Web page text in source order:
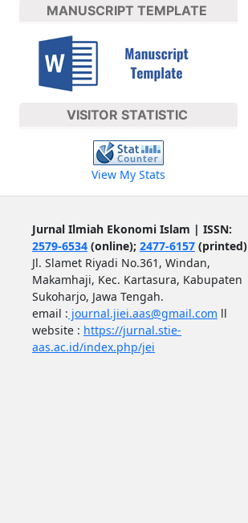
MANUSCRIPT TEMPLATE
VISITOR STATISTIC
View My Stats
Jurnal Ilmiah Ekonomi Islam | ISSN:
2579-6534(online); 2477-6157(printed)
Jl. Slamet Riyadi No.361, Windan,
Makamhaji, Kec. Kartasura, Kabupaten
Sukoharjo, Jawa Tengah.
email : journal.jiei.aas@gmail.com ll
website : https://jurnal.stie-
aas.ac.id/index.php/jei